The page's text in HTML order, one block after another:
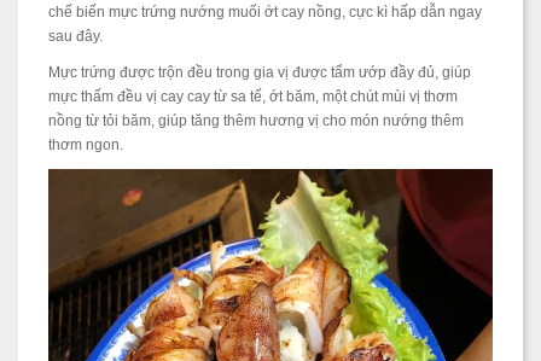
chế biến mực trứng nướng muối ớt cay nồng, cực kì hấp dẫn ngay
sau đây.
Mực trứng được trộn đều trong gia vị được tẩm ướp đầy đủ, giúp
mực thấm đều vị cay cay từ sa tế, ớt băm, một chút mùi vị thơm
nồng từ tỏi băm, giúp tăng thêm hương vị cho món nướng thêm
thơm ngon.